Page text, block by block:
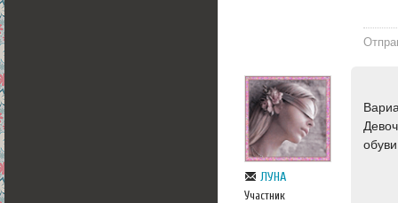
ЛУНА
Участник